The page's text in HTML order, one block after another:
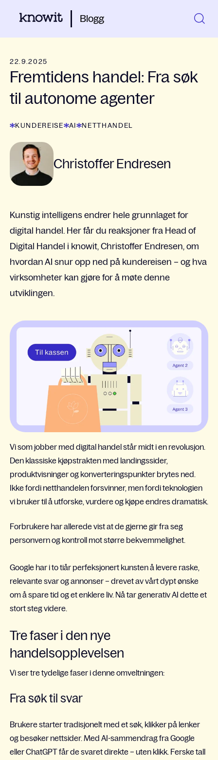
Blogg
22.9.2025
Fremtidens handel: Fra søk
til autonome agenter
KUNDEREISE AI NETTHANDEL
Christoffer Endresen
Kunstig intelligens endrer hele grunnlaget for
digital handel. Her får du reaksjoner fra Head of
Digital Handel i knowit, Christoffer Endresen, om
hvordan AI snur opp ned på kundereisen – og hva
virksomheter kan gjøre for å møte denne
utviklingen.
Vi som jobber med digital handel står midt i en revolusjon.
Den klassiske kjøpstrakten med landingssider,
produktvisninger og konverteringspunkter brytes ned.
Ikke fordi netthandelen forsvinner, men fordi teknologien
vi bruker til å utforske, vurdere og kjøpe endres dramatisk.
Forbrukere har allerede vist at de gjerne gir fra seg
personvern og kontroll mot større bekvemmelighet.
Google har i to tiår perfeksjonert kunsten å levere raske,
relevante svar og annonser – drevet av vårt dypt ønske
om å spare tid og et enklere liv. Nå tar generativ AI dette et
stort steg videre.
Tre faser i den nye
handelsopplevelsen
Vi ser tre tydelige faser i denne omveltningen:
Fra søk til svar
Brukere starter tradisjonelt med et søk, klikker på lenker
og besøker nettsider. Med AI-sammendrag fra Google
eller ChatGPT får de svaret direkte – uten klikk. Ferske tall